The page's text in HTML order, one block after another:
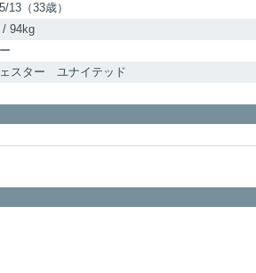
13（33歳）
/ 94kg
スター ユナイテッド